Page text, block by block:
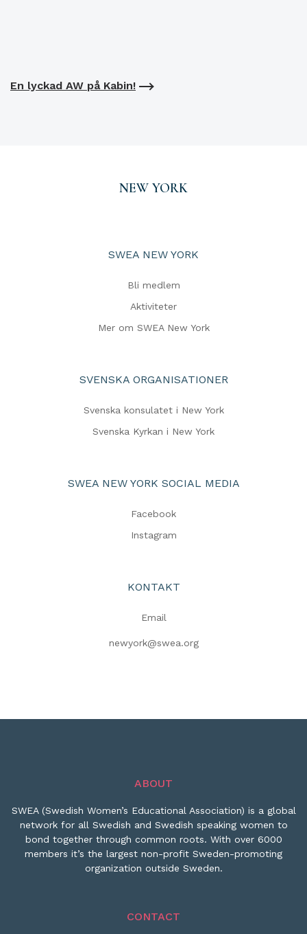
En lyckad AW på Kabin!
NEW YORK
SWEA NEW YORK
Bli medlem
Aktiviteter
Mer om SWEA New York
SVENSKA ORGANISATIONER
Svenska konsulatet i New York
Svenska Kyrkan i New York
SWEA NEW YORK SOCIAL MEDIA
Facebook
Instagram
KONTAKT
Email
newyork@swea.org
ABOUT
SWEA (Swedish Women’s Educational Association) is a global
network for all Swedish and Swedish speaking women to
bond together through common roots. With over 6000
members it’s the largest non-profit Sweden-promoting
organization outside Sweden.
CONTACT